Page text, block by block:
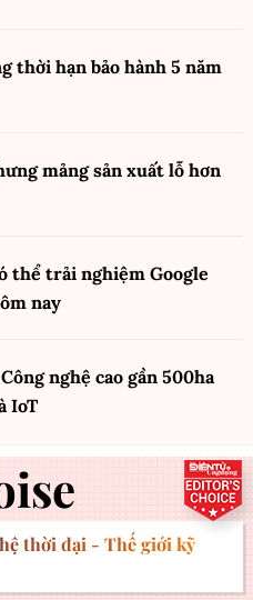
thời hạn bảo hành 5 năm
mảng sản xuất lỗ hơn
thể trải nghiệm Google
nay
nghệ cao gần 500ha
IoT
thời đại - Thế giới kỹ